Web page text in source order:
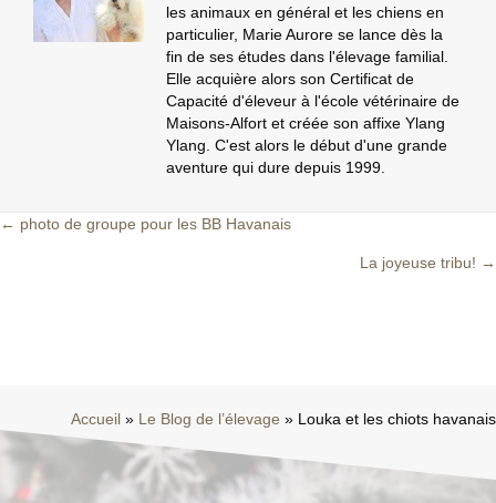
les animaux en général et les chiens en
particulier, Marie Aurore se lance dès la
fin de ses études dans l'élevage familial.
Elle acquière alors son Certificat de
Capacité d'éleveur à l'école vétérinaire de
Maisons-Alfort et créée son affixe Ylang
Ylang. C'est alors le début d'une grande
aventure qui dure depuis 1999.
Posts
← photo de groupe pour les BB Havanais
La joyeuse tribu! →
Accueil » Le Blog de l’élevage » Louka et les chiots havanais